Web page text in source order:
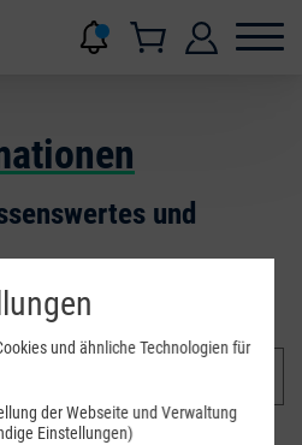
und
und ähnliche Technologien für
der Webseite und Verwaltung
Einstellungen)